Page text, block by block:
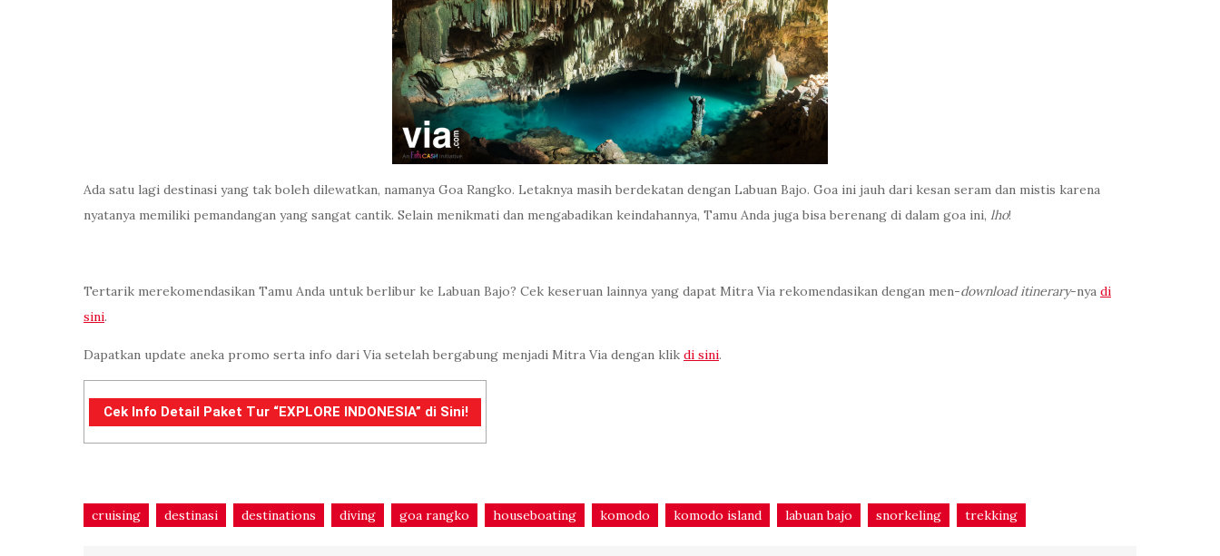
Ada satu lagi destinasi yang tak boleh dilewatkan, namanya Goa Rangko. Letaknya masih berdekatan dengan Labuan Bajo. Goa ini jauh dari kesan seram dan mistis karena
nyatanya memiliki pemandangan yang sangat cantik. Selain menikmati dan mengabadikan keindahannya, Tamu Anda juga bisa berenang di dalam goa ini, lho!
Tertarik merekomendasikan Tamu Anda untuk berlibur ke Labuan Bajo? Cek keseruan lainnya yang dapat Mitra Via rekomendasikan dengan men-download itinerary-nya di
sini.
Dapatkan update aneka promo serta info dari Via setelah bergabung menjadi Mitra Via dengan klik di sini.
Cek Info Detail Paket Tur “EXPLORE INDONESIA” di Sini!
cruising destinasi destinations diving goa rangko houseboating komodo komodo island labuan bajo snorkeling trekking